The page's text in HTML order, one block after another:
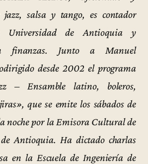
jazz, salsa y tango, es contador
de Antioquia y
finanzas. Junto a Manuel
desde 2002 el programa
– Ensamble latino, boleros,
que se emite los sábados de
noche por la Emisora Cultural de
Antioquia. Ha dictado charlas
en la Escuela de Ingeniería de